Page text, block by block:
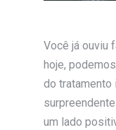
Você já ouviu
hoje,
do tratamento
um lado